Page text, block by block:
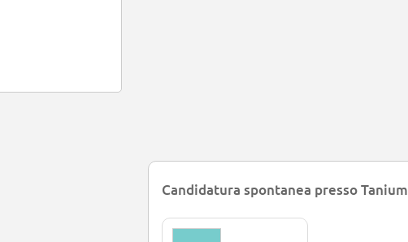
Candidatura spontanea presso Tanium